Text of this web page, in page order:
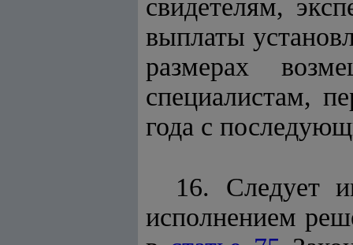
свидетелям,
выплаты
размерах
специалистам,
года с
16. Следует
исполнением